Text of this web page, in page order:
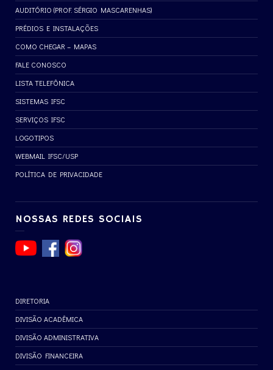
AUDITÓRIO (PROF. SÉRGIO MASCARENHAS)
PRÉDIOS E INSTALAÇÕES
COMO CHEGAR – MAPAS
FALE CONOSCO
LISTA TELEFÔNICA
SISTEMAS IFSC
SERVIÇOS IFSC
LOGOTIPOS
WEBMAIL IFSC/USP
POLÍTICA DE PRIVACIDADE
NOSSAS REDES SOCIAIS
DIRETORIA
DIVISÃO ACADÊMICA
DIVISÃO ADMINISTRATIVA
DIVISÃO FINANCEIRA